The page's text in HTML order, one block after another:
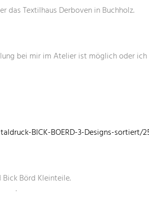
das Textilhaus Derboven in Buchholz.
bei mir im Atelier ist möglich oder
BICK-BOERD-3-Designs-sortiert/
Börd Kleinteile.